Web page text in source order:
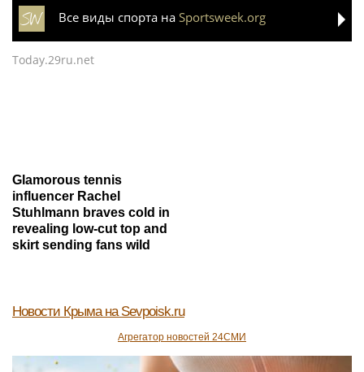
Все виды спорта на Sportsweek.org
Today.29ru.net
Glamorous tennis
influencer Rachel
Stuhlmann braves cold in
revealing low-cut top and
skirt sending fans wild
Новости Крыма на Sevpoisk.ru
Агрегатор новостей 24СМИ